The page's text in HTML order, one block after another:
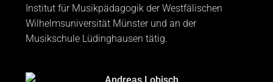
Institut für Musikpädagogik der Westfälischen
Wilhelmsuniversität Münster und an der
Musikschule Lüdinghausen tätig.